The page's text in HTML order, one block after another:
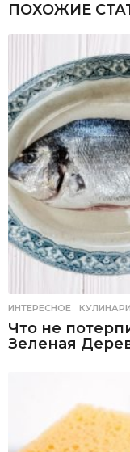
ПОХОЖИЕ
ИНТЕРЕСНОЕ ,
Что не
Зеленая